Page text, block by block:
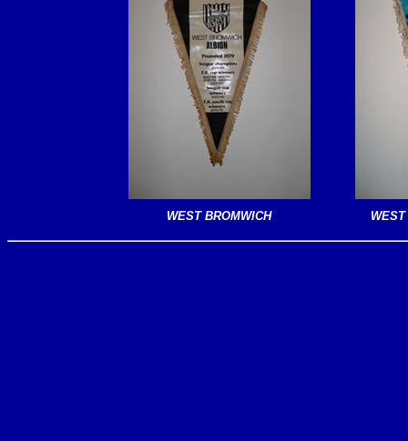
WEST BROMWICH